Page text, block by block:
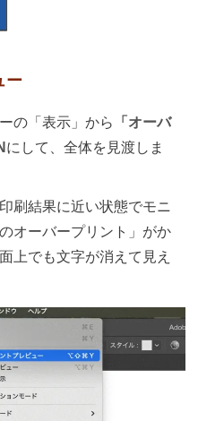
ー
の「表示」から 「オーバ
にして、全体を見渡しま
刷結果に近い状態でモニ
オーバープリント」がか
上でも文字が消えて見え